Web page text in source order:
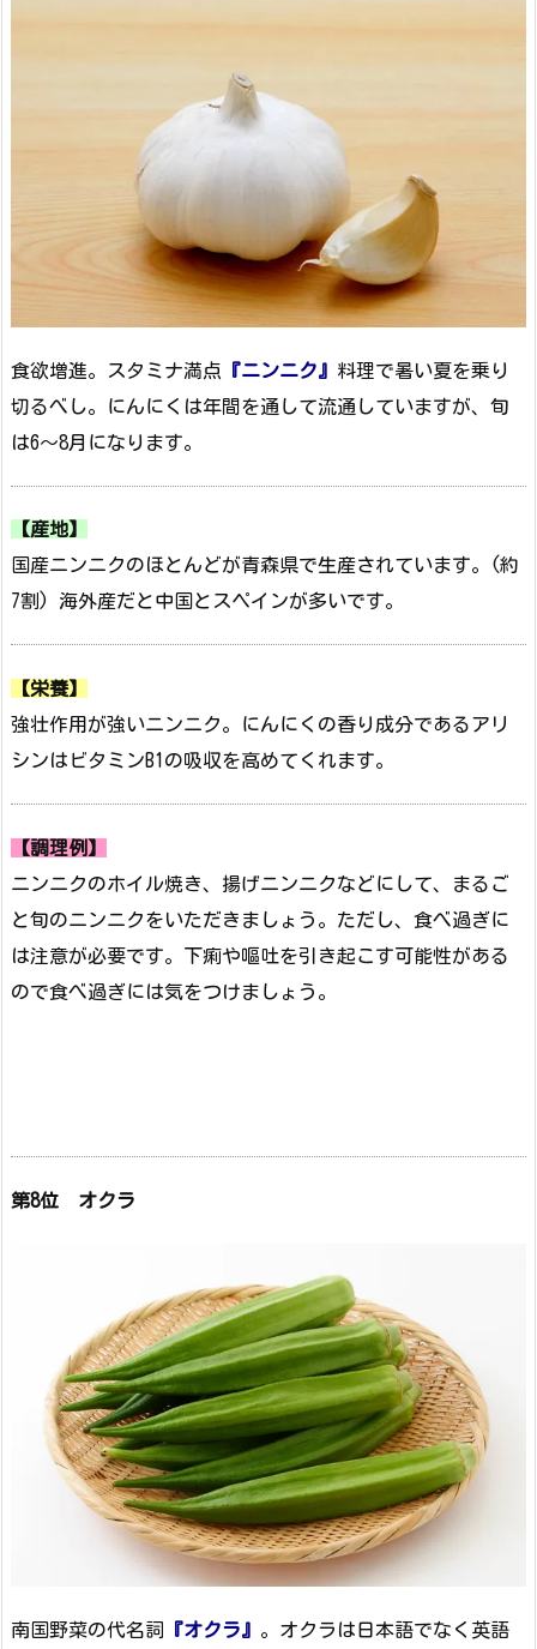
食欲増進。スタミナ満点 『ニンニク』 料理で暑い夏を乗り
切るべし。にんにくは年間を通して流通していますが、旬
は6～8月になります。
【産地】
国産ニンニクのほとんどが青森県で生産されています。(約
7割) 海外産だと中国とスペインが多いです。
【栄養】
強壮作用が強いニンニク。にんにくの香り成分であるアリ
シンはビタミンB1の吸収を高めてくれます。
【調理例】
ニンニクのホイル焼き、揚げニンニクなどにして、まるご
と旬のニンニクをいただきましょう。ただし、食べ過ぎに
は注意が必要です。下痢や嘔吐を引き起こす可能性がある
ので食べ過ぎには気をつけましょう。
第8位 オクラ
南国野菜の代名詞 『オクラ』 。オクラは日本語でなく英語